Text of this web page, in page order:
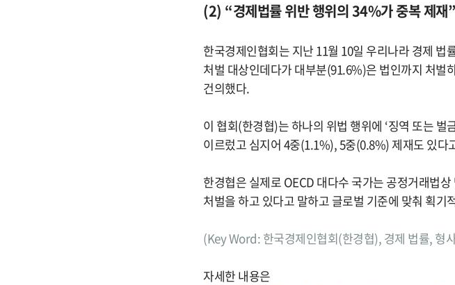
(2) “경제법률 위반 행위의 34%가 중복 제재”
한국경제인협회는 지난 11월 10일 우리나라 경제
처벌 대상인데다가 대부분(91.6%)은 법인까지 처벌
건의했다.
이 협회(한경협)는 하나의 위법 행위에 ‘징역 또는
이르렀고 심지어 4중(1.1%), 5중(0.8%) 제재도 있다
한경협은 실제로 OECD 대다수 국가는 공정거래법
처벌을 하고 있다고 말하고 글로벌 기준에 맞춰 획기
(Key Word: 한국경제인협회(한경협), 경제 법률, 형
자세한 내용은